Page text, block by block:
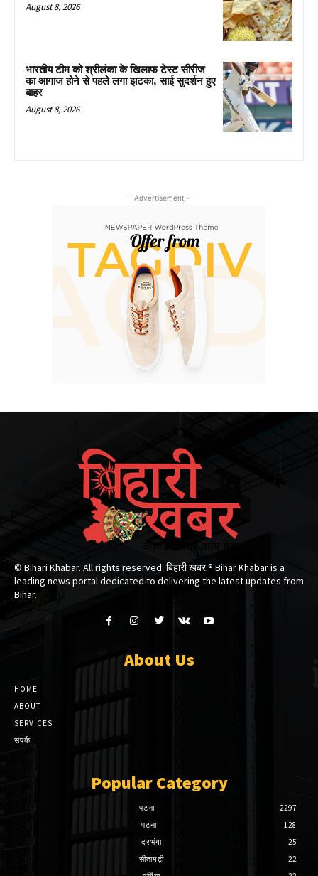
August 8, 2026
भारतीय टीम को श्रीलंका के खिलाफ टेस्ट सीरीज
का आगाज होने से पहले लगा झटका, साई सुदर्शन हुए
बाहर
August 8, 2026
- Advertisement -
© Bihari Khabar. All rights reserved. बिहारी खबर ®​ Bihar Khabar is a
leading news portal dedicated to delivering the latest updates from
Bihar.
About Us
HOME
ABOUT
SERVICES
संपर्क
Popular Category
पटना
2297
पटना
128
दरभंगा
25
सीतामढ़ी
22